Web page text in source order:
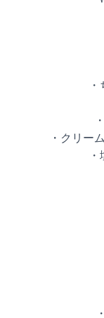
・クリー